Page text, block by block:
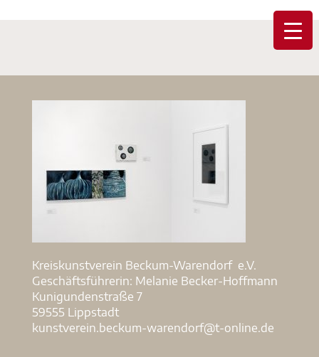
Kreiskunstverein Beckum-Warendorf e.V.
Geschäftsführerin: Melanie Becker-Hoffmann
Kunigundenstraße 7
59555 Lippstadt
kunstverein.beckum-warendorf@t-online.de